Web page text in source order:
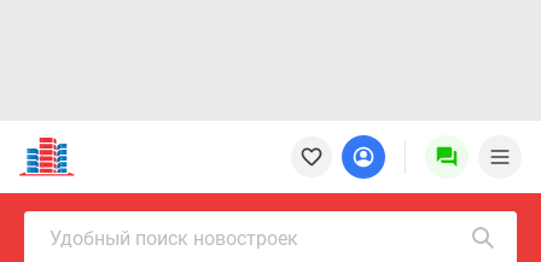
Новостройки
Квартиры
Ипотека
Новостройки
МосквыУдобный поиск новостроек